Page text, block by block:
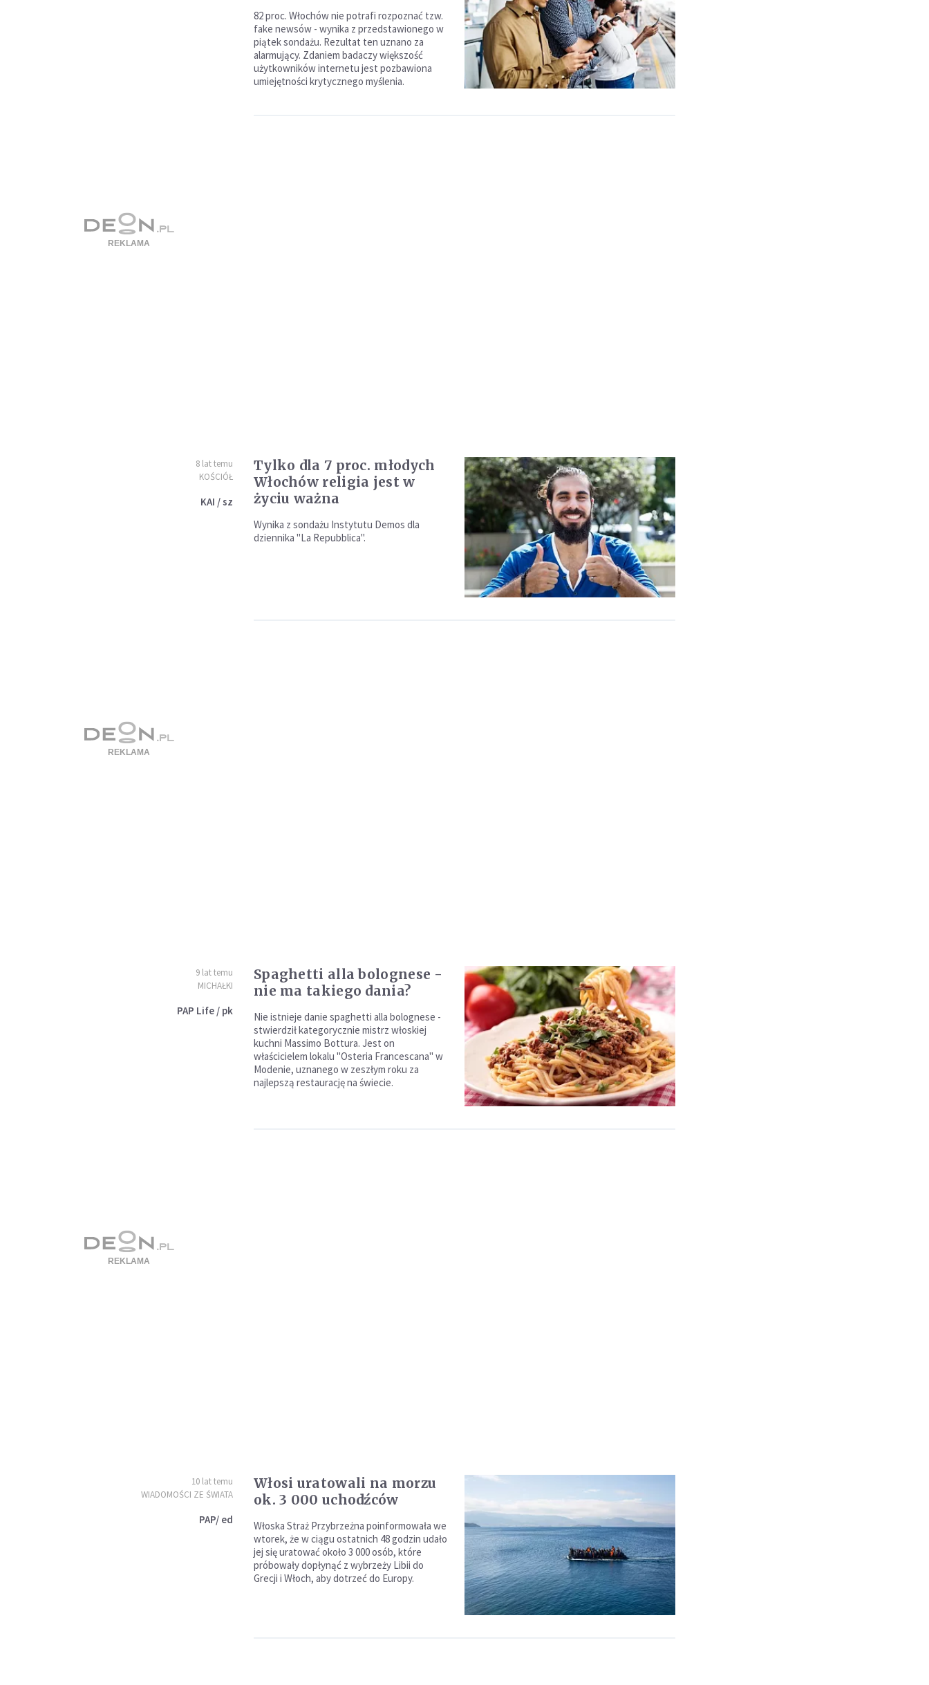
82 proc. Włochów nie potrafi rozpoznać tzw.
fake newsów - wynika z przedstawionego w
piątek sondażu. Rezultat ten uznano za
alarmujący. Zdaniem badaczy większość
użytkowników internetu jest pozbawiona
umiejętności krytycznego myślenia.
8 lat temu
KOŚCIÓŁ
KAI / sz
Tylko dla 7 proc. młodych
Włochów religia jest w
życiu ważna
Wynika z sondażu Instytutu Demos dla
dziennika "La Repubblica".
9 lat temu
MICHAŁKI
PAP Life / pk
Spaghetti alla bolognese -
nie ma takiego dania?
Nie istnieje danie spaghetti alla bolognese -
stwierdził kategorycznie mistrz włoskiej
kuchni Massimo Bottura. Jest on
właścicielem lokalu "Osteria Francescana" w
Modenie, uznanego w zeszłym roku za
najlepszą restaurację na świecie.
10 lat temu
WIADOMOŚCI ZE ŚWIATA
PAP/ ed
Włosi uratowali na morzu
ok. 3 000 uchodźców
Włoska Straż Przybrzeżna poinformowała we
wtorek, że w ciągu ostatnich 48 godzin udało
jej się uratować około 3 000 osób, które
próbowały dopłynąć z wybrzeży Libii do
Grecji i Włoch, aby dotrzeć do Europy.